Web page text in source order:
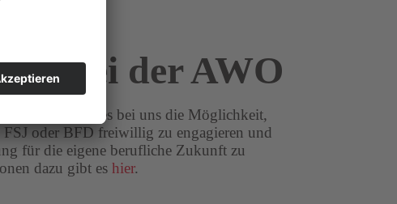
bei der AWO
gibt es bei uns die Möglichkeit,
FSJ oder BFD freiwillig zu engagieren und
für die eigene berufliche Zukunft zu
dazu gibt es hier.